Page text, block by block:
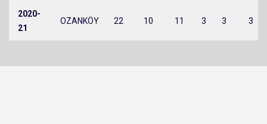
2020-
21
OZANKÖY 22 10 11 3 3 3